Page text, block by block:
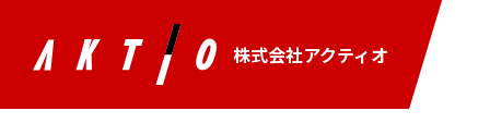
株式会社アクティオ